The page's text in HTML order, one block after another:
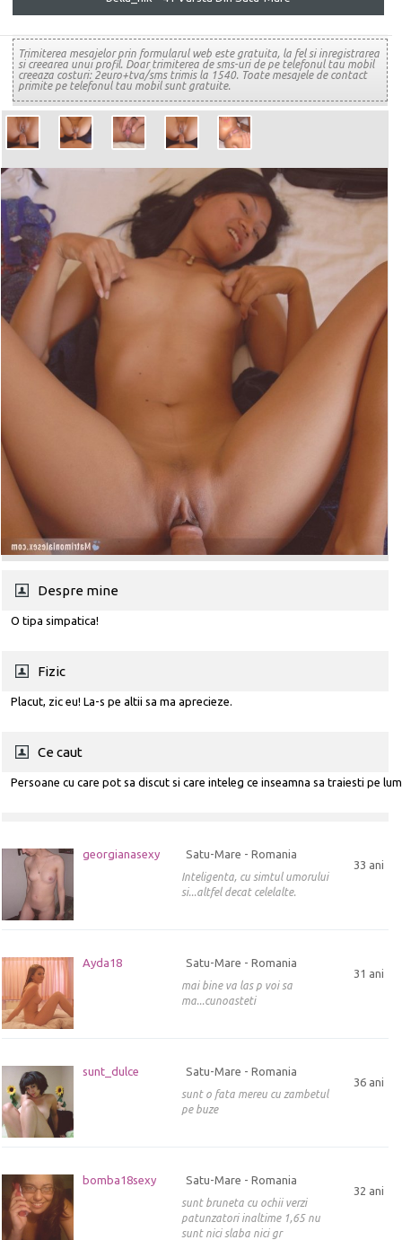
Trimiterea mesajelor prin formularul web este gratuita, la fel si inregistrarea
si creearea unui profil. Doar trimiterea de sms-uri de pe telefonul tau mobil
creeaza costuri: 2euro+tva/sms trimis la 1540. Toate mesajele de contact
primite pe telefonul tau mobil sunt gratuite.
Despre mine
O tipa simpatica!
Fizic
Placut, zic eu! La-s pe altii sa ma aprecieze.
Ce caut
Persoane cu care pot sa discut si care inteleg ce inseamna sa traiesti pe
georgianasexy
33 ani
Satu-Mare - Romania
Inteligenta, cu simtul umorului
si...altfel decat celelalte.
Ayda18
31 ani
Satu-Mare - Romania
mai bine va las p voi sa
ma...cunoasteti
sunt_dulce
36 ani
Satu-Mare - Romania
sunt o fata mereu cu zambetul
pe buze
bomba18sexy
32 ani
Satu-Mare - Romania
sunt bruneta cu ochii verzi
patunzatori inaltime 1,65 nu
sunt nici slaba nici gr